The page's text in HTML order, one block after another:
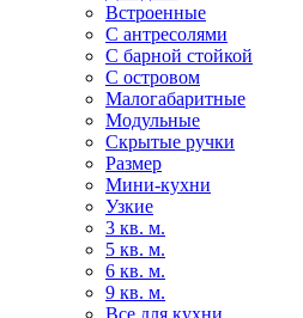
Встроенные
С антресолями
С барной стойкой
С островом
Малогабаритные
Модульные
Скрытые ручки
Размер
Мини-кухни
Узкие
3 кв. м.
5 кв. м.
6 кв. м.
9 кв. м.
Все для кухни